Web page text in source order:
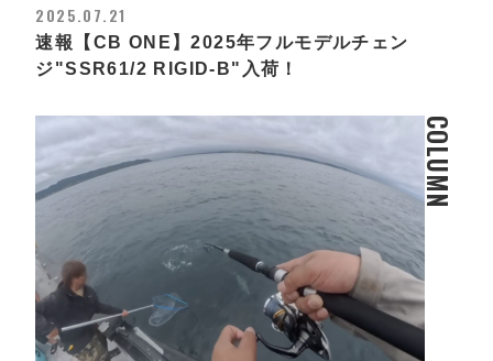
2025.07.21
速報【CB ONE】2025年フルモデルチェン
ジ"SSR61/2 RIGID-B"入荷！
COLUMN